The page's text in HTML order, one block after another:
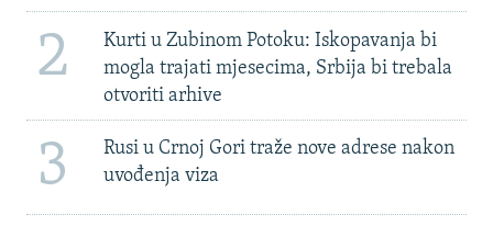
2
Kurti u Zubinom Potoku: Iskopavanja bi
mogla trajati mjesecima, Srbija bi trebala
otvoriti arhive
3
Rusi u Crnoj Gori traže nove adrese nakon
uvođenja viza